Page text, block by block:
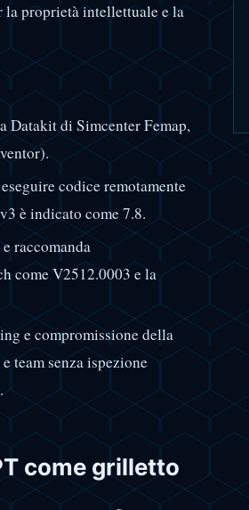
la proprietà intellettuale e la
Datakit di Simcenter Femap,
codice remotamente
è indicato come 7.8.
raccomanda
come V2512.0003 e la
e compromissione della
team senza ispezione
come grilletto